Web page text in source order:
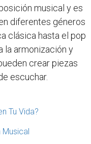
musical y es
diferentes géneros
clásica hasta el pop
la armonización y
crear piezas
escuchar.
Tu Vida?
Musical